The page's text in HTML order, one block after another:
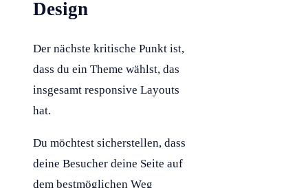
Design
Der nächste kritische Punkt ist,
dass du ein Theme wählst, das
insgesamt responsive Layouts
hat.
Du möchtest sicherstellen, dass
deine Besucher deine Seite auf
dem bestmöglichen Weg